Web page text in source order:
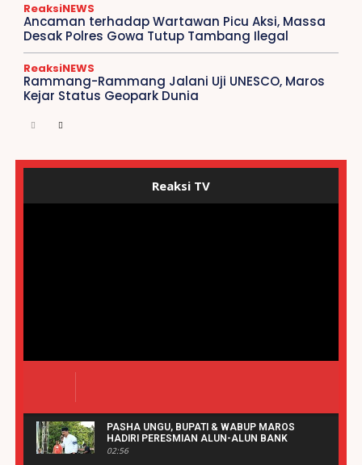
ReaksiNEWS
Ancaman terhadap Wartawan Picu Aksi, Massa
Desak Polres Gowa Tutup Tambang Ilegal
ReaksiNEWS
Rammang-Rammang Jalani Uji UNESCO, Maros
Kejar Status Geopark Dunia
Reaksi TV
PASHA UNGU, BUPATI & WABUP MAROS
HADIRI PERESMIAN ALUN-ALUN BANK
SULSELBAR MAROS | REAKSIPRESS.COM
02:56